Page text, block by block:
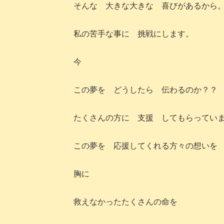
そんな 大きな大きな 喜びがあるから。
私の苦手な事に 挑戦にします。
今
この夢を どうしたら 伝わるのか？？
たくさんの方に 支援 してもらっていま
この夢を 応援してくれる方々の想いを
胸に
救えなかったたくさんの命を